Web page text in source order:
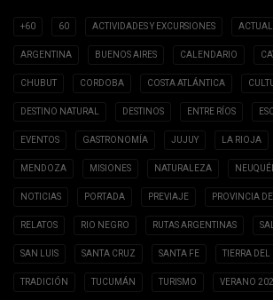
+60 60 ACTIVIDADES Y EXCURSIONES
ARGENTINA BUENOS AIRES CALENDARIO
CHUBUT CORDOBA COSTA ATLÁNTICA
DESTINO NATURAL DESTINOS ENTRE RÍOS
EVENTOS GASTRONOMÍA JUJUY LA RIOJA
MENDOZA MISIONES NATURALEZA
NOTICIAS PORTADA PREVIAJE PROVINCIA
RELATOS RIO NEGRO RUTAS ARGENTINAS
SAN LUIS SANTA CRUZ SANTA FE TIERRA DEL
TRADICIÓN TUCUMÁN TURISMO VERANO